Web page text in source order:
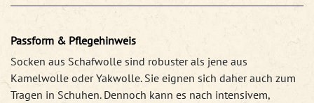
Passform & Pflegehinweis
Socken aus Schafwolle sind robuster als jene aus
Kamelwolle oder Yakwolle. Sie eignen sich daher auch zum
Tragen in Schuhen. Dennoch kann es nach intensivem,